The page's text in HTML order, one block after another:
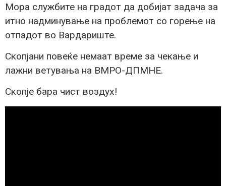
Мора службите на градот да добијат задача за
итно надминување на проблемот со горење на
отпадот во Вардариште.
Скопјани повеќе немаат време за чекање и
лажни ветувања на ВМРО-ДПМНЕ.
Скопје бара чист воздух!